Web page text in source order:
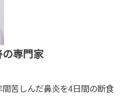
の専門家
苦しんだ鼻炎を4日間の断食